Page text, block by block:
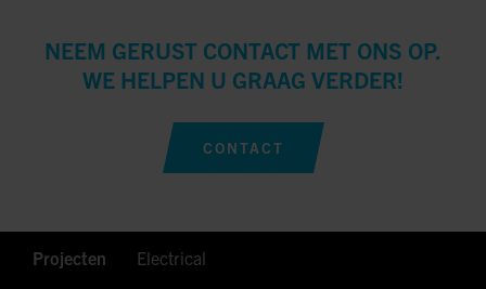
NEEM GERUST CONTACT MET ONS OP.
WE HELPEN U GRAAG VERDER!
CONTACT
Projecten Electrical